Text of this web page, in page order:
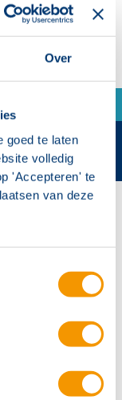
Over
goed te laten
volledig
'Accepteren' te
van deze